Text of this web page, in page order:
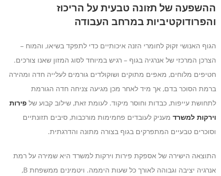
ההשפעה של תזונה טבעית על הריכוז
והפרודוקטיביות במרחב העבודה
הגוף האנושי זקוק לחומרי הזנה איכותיים כדי לתפקד בשיאו, והמוח –
הצרכן המרכזי של אנרגיה בגוף – רגיש במיוחד לסוג המזון שאנו צורכים.
חטיפים מלוחים, מאפים מתוקים ושוקולדים גורמים לעלייה חדה ומהירה
ברמת הסוכר בדם, אך מיד לאחר מכן מגיעה צניחה חדה הגורמת
לתחושת עייפות, כבדות וחוסר מיקוד. לעומת זאת, שילוב קבוע של פירות
וירקות למשרד מעניק לעובדים פחמימות מורכבות, סיבים תזונתיים
וסוכרים טבעיים המתפרקים בגוף בצורה מתונה והדרגתית.
התוצאה הישירה של אספקת פירות וירקות למשרד היא שמירה על רמת
אנרגיה יציבה וגבוהה לאורך כל שעות היממה. ויטמינים ממשפחת B,